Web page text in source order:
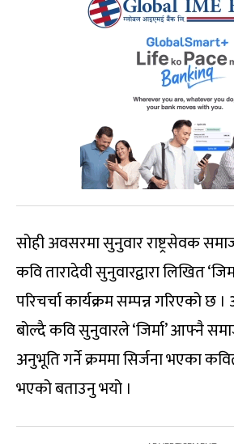
सोही अवसरमा सुनुवार राष्ट्रसेवक
कवि तारादेवी सुनुवारद्वारा लिखित
परिचर्चा कार्यक्रम सम्पन्न गरिएको छ
बोल्दै कवि सुनुवारले ‘जिर्मा’ आफ्नै
अनुभूति गर्ने क्रममा सिर्जना भएका
भएको बताउनु भयो ।